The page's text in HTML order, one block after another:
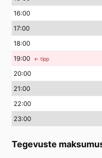
16:00
17:00
18:00
19:00 ← tipp
20:00
21:00
22:00
23:00
Tegevuste